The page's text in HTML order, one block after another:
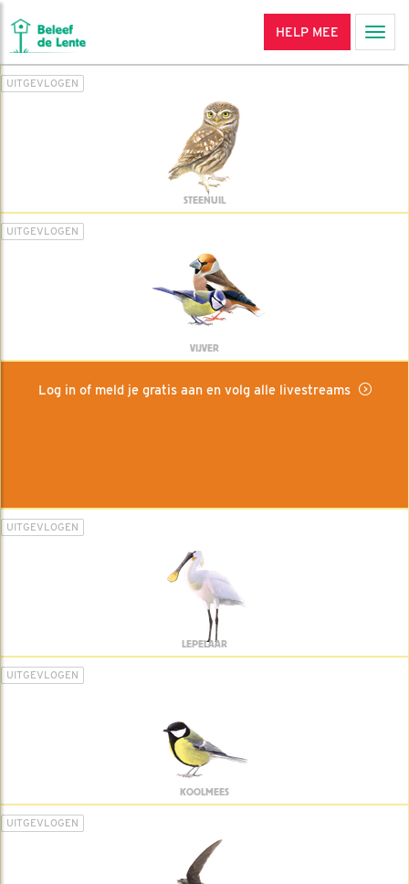
HELP MEE
UITGEVLOGEN
STEENUIL
UITGEVLOGEN
VIJVER
Log in of meld je gratis aan en volg alle livestreams
UITGEVLOGEN
LEPELAAR
UITGEVLOGEN
KOOLMEES
UITGEVLOGEN